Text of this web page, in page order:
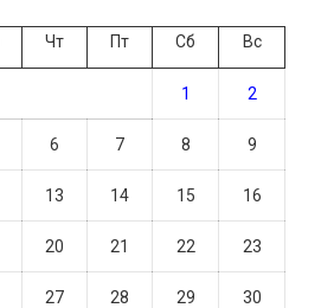
Чт Пт Сб Вс
1 2
6 7 8 9
13 14 15 16
20 21 22 23
27 28 29 30